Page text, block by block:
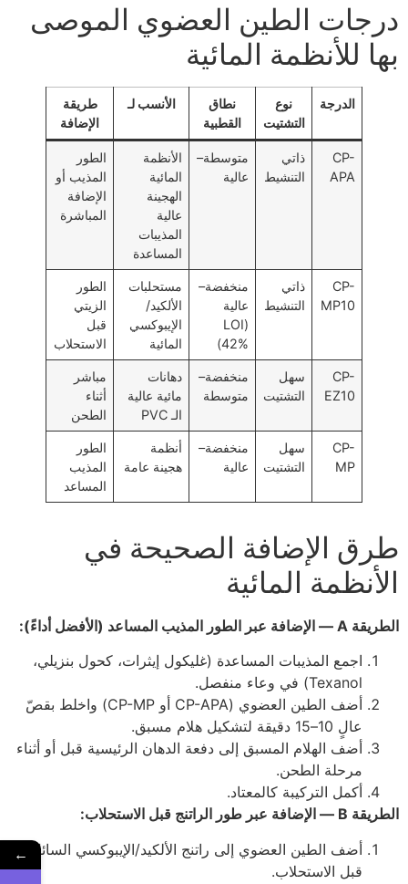
درجات الطين العضوي الموصى
بها للأنظمة المائية
الدرجة
نوع
التشتيت
نطاق
القطبية
الأنسب لـ
طريقة
الإضافة
CP-
APA
ذاتي
التنشيط
متوسطة–
عالية
الأنظمة
المائية
الهجينة
عالية
المذيبات
المساعدة
الطور
المذيب أو
الإضافة
المباشرة
CP-
MP10
ذاتي
التنشيط
منخفضة–
عالية
(LOI
42%)
مستحلبات
الألكيد/
الإيبوكسي
المائية
الطور
الزيتي
قبل
الاستحلاب
CP-
EZ10
سهل
التشتيت
منخفضة–
متوسطة
دهانات
مائية عالية
الـ PVC
مباشر
أثناء
الطحن
CP-
MP
سهل
التشتيت
منخفضة–
عالية
أنظمة
هجينة عامة
الطور
المذيب
المساعد
طرق الإضافة الصحيحة في
الأنظمة المائية
الطريقة A — الإضافة عبر الطور المذيب المساعد (الأفضل أداءً):
اجمع المذيبات المساعدة (غليكول إيثرات، كحول بنزيلي،
Texanol) في وعاء منفصل.
أضف الطين العضوي (CP-APA أو CP-MP) واخلط بقصّ
عالٍ 10–15 دقيقة لتشكيل هلام مسبق.
أضف الهلام المسبق إلى دفعة الدهان الرئيسية قبل أو أثناء
مرحلة الطحن.
أكمل التركيبة كالمعتاد.
الطريقة B — الإضافة عبر طور الراتنج قبل الاستحلاب:
أضف الطين العضوي إلى راتنج الألكيد/الإيبوكسي السائل
قبل الاستحلاب.
←